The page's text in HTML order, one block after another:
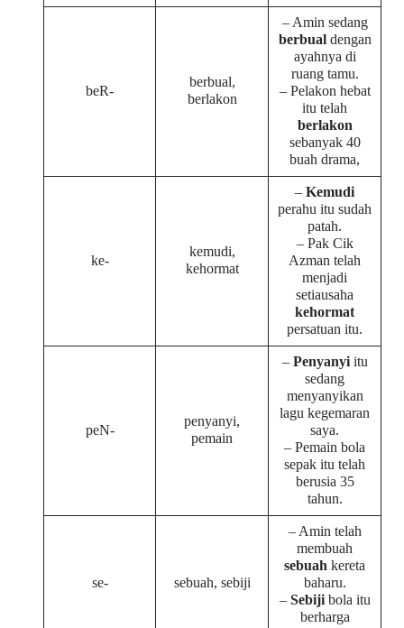
beR-
berbual,
berlakon
– Amin sedang
berbualdengan
ayahnya di
ruang tamu.
– Pelakon hebat
itu telah
berlakon
sebanyak 40
buah drama,
ke-
kemudi,
kehormat
– Kemudi
perahu itu sudah
patah.
– Pak Cik
Azman telah
menjadi
setiausaha
kehormat
persatuan itu.
peN-
penyanyi,
pemain
– Penyanyiitu
sedang
menyanyikan
lagu kegemaran
saya.
– Pemain bola
sepak itu telah
berusia 35
tahun.
se- sebuah, sebiji
– Amin telah
membuah
sebuah kereta
baharu.
– Sebijibola itu
berharga